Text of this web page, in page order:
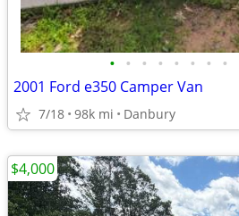
• • • • • • • •
2001 Ford e350 Camper Van
7/18 98k mi Danbury
$4,000